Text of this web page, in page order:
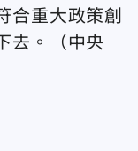
合重大政策創
去。（中央